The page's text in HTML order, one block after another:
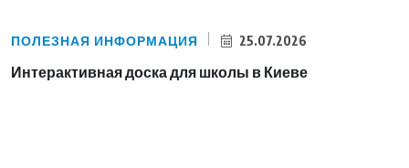
ПОЛЕЗНАЯ ИНФОРМАЦИЯ 25.07.2026
Интерактивная доска для школы в Киеве